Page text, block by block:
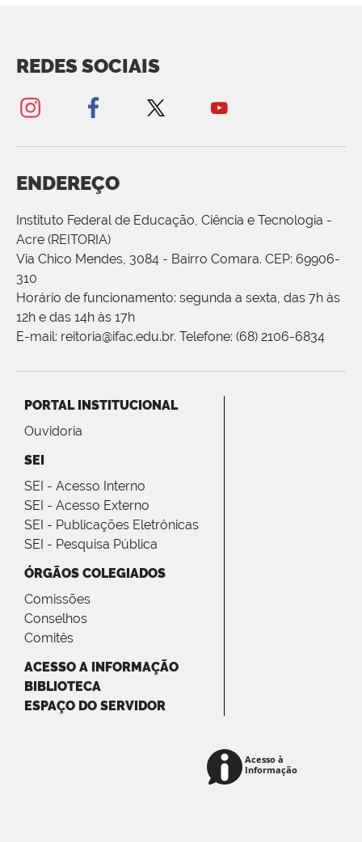
REDES SOCIAIS
ENDEREÇO
Instituto Federal de Educação, Ciência e Tecnologia -
Acre (REITORIA)
Via Chico Mendes, 3084 - Bairro Comara. CEP: 69906-
310
Horário de funcionamento: segunda a sexta, das 7h às
12h e das 14h às 17h
E-mail: reitoria@ifac.edu.br. Telefone: (68) 2106-6834
PORTAL INSTITUCIONAL
Ouvidoria
SEI
SEI - Acesso Interno
SEI - Acesso Externo
SEI - Publicações Eletrônicas
SEI - Pesquisa Pública
ÓRGÃOS COLEGIADOS
Comissões
Conselhos
Comitês
ACESSO A INFORMAÇÃO
BIBLIOTECA
ESPAÇO DO SERVIDOR